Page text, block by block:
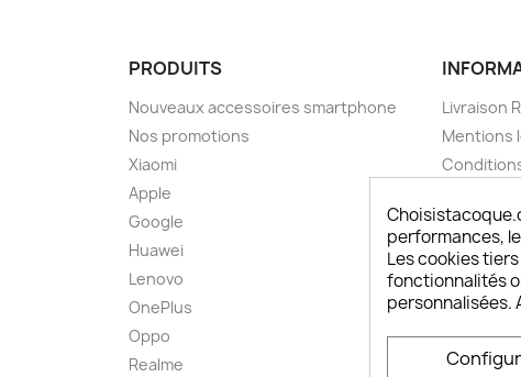
PRODUITS
Nouveaux accessoires smartphone
Nos promotions
Xiaomi
Apple
Google
Huawei
Lenovo
OnePlus
Oppo
Realme
Livraison
Mentions
Paiement
Retours
Livraison
FAQ
performances,
Les cookies
fonctionnalités
personnalisées.